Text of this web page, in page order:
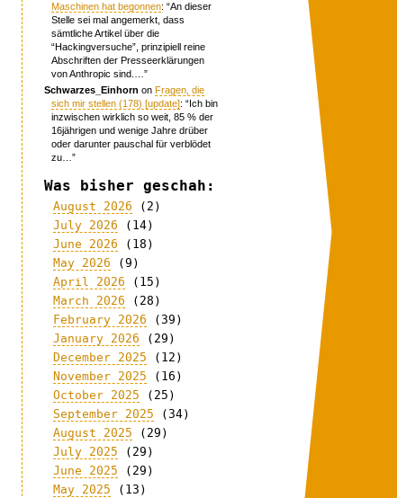
Maschinen hat begonnen: “An dieser
Stelle sei mal angemerkt, dass
sämtliche Artikel über die
“Hackingversuche”, prinzipiell reine
Abschriften der Presseerklärungen
von Anthropic sind.… ”
Schwarzes_Einhorn onFragen, die
sich mir stellen (178) [update]: “Ich bin
inzwischen wirklich so weit, 85 % der
16jährigen und wenige Jahre drüber
oder darunter pauschal für verblödet
zu… ”
Was bisher geschah:
August 2026 (2)
July 2026 (14)
June 2026 (18)
May 2026 (9)
April 2026 (15)
March 2026 (28)
February 2026 (39)
January 2026 (29)
December 2025 (12)
November 2025 (16)
October 2025 (25)
September 2025 (34)
August 2025 (29)
July 2025 (29)
June 2025 (29)
May 2025 (13)